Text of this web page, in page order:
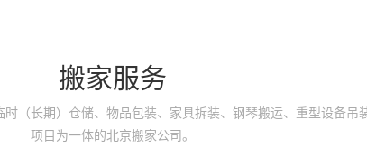
搬家服务
（长期）仓储、物品包装、家具拆装、钢琴搬运、重型设备
项目为一体的北京搬家公司。